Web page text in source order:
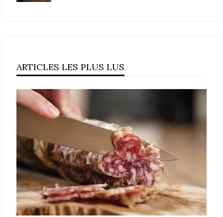
ARTICLES LES PLUS LUS